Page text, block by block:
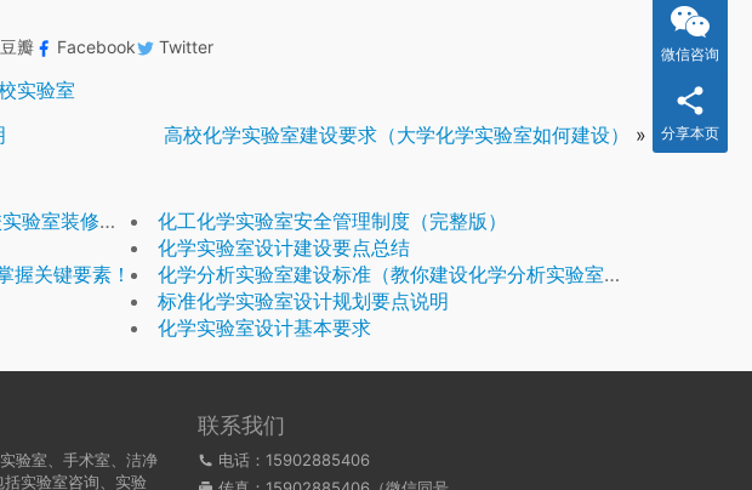
豆瓣 Facebook Twitter
实验室
高校化学实验室建设要求（大学化学实验室如何建设） »
修改造公司
化工化学实验室安全管理制度（完整版）
化学实验室设计建设要点总结
握关键要素！
化学分析实验室建设标准（教你建设化学分析实验室）
标准化学实验室设计规划要点说明
化学实验室设计基本要求
验室、手术室、洁净
实验室咨询、实验
联系我们
电话：15902885406
微信咨询
分享本页